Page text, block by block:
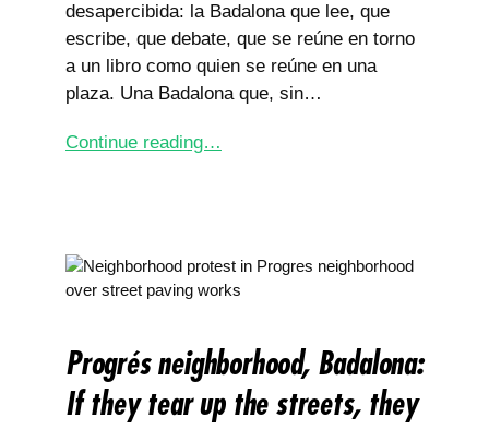
desapercibida: la Badalona que lee, que
escribe, que debate, que se reúne en torno
a un libro como quien se reúne en una
plaza. Una Badalona que, sin…
Continue reading…
Progrés neighborhood, Badalona:
If they tear up the streets, they